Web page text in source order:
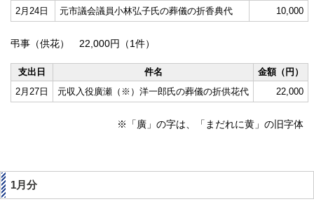
2月24日
元市議会議員小林弘子氏の葬儀の折香典代 10,000
弔事（供花） 22,000円（1件）
支出日 件名
金額（円）
2月27日
元収入役廣瀬（※）洋一郎氏の葬儀の折供花代 22,000
※「廣」の字は、「まだれに黄」の旧字体
1月分